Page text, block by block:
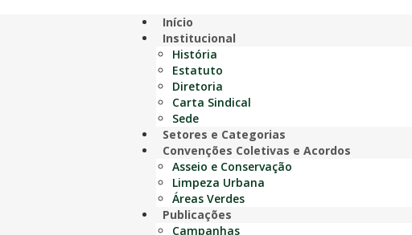
Início
Institucional
História
Estatuto
Diretoria
Carta Sindical
Sede
Setores e Categorias
Convenções Coletivas e Acordos
Asseio e Conservação
Limpeza Urbana
Áreas Verdes
Publicações
Campanhas